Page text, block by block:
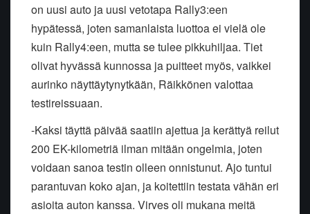
on uusi auto ja uusi vetotapa Rally3:een
hypätessä, joten samanlaista luottoa ei vielä ole
kuin Rally4:een, mutta se tulee pikkuhiljaa. Tiet
olivat hyvässä kunnossa ja puitteet myös, vaikkei
aurinko näyttäytynytkään, Räikkönen valottaa
testireissuaan.
-Kaksi täyttä päivää saatiin ajettua ja kerättyä reilut
200 EK-kilometriä ilman mitään ongelmia, joten
voidaan sanoa testin olleen onnistunut. Ajo tuntui
parantuvan koko ajan, ja koitettiin testata vähän eri
asioita auton kanssa. Virves oli mukana meitä